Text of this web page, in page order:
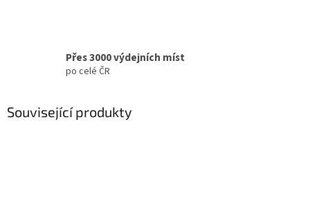
Přes 3000 výdejních míst
po celé ČR
Související produkty